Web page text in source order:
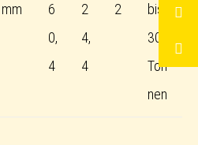
mm
6
0,
4
2
4,
4
2
bis
30
Ton
nen